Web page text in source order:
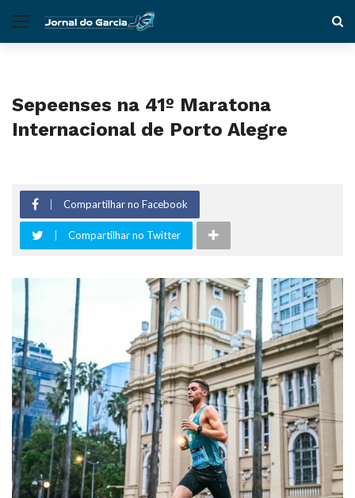
Sepeenses na 41º Maratona
Internacional de Porto Alegre
Compartilhar no Facebook
Compartilhar no Twitter